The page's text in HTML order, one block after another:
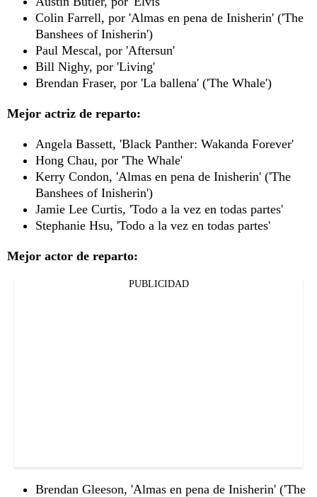
Colin Farrell, por 'Almas en pena de Inisherin' ('The
Banshees of Inisherin')
Paul Mescal, por 'Aftersun'
Bill Nighy, por 'Living'
Brendan Fraser, por 'La ballena' ('The Whale')
Mejor actriz de reparto:
Angela Bassett, 'Black Panther: Wakanda Forever'
Hong Chau, por 'The Whale'
Kerry Condon, 'Almas en pena de Inisherin' ('The
Banshees of Inisherin')
Jamie Lee Curtis, 'Todo a la vez en todas partes'
Stephanie Hsu, 'Todo a la vez en todas partes'
Mejor actor de reparto:
PUBLICIDAD
Brendan Gleeson, 'Almas en pena de Inisherin' ('The